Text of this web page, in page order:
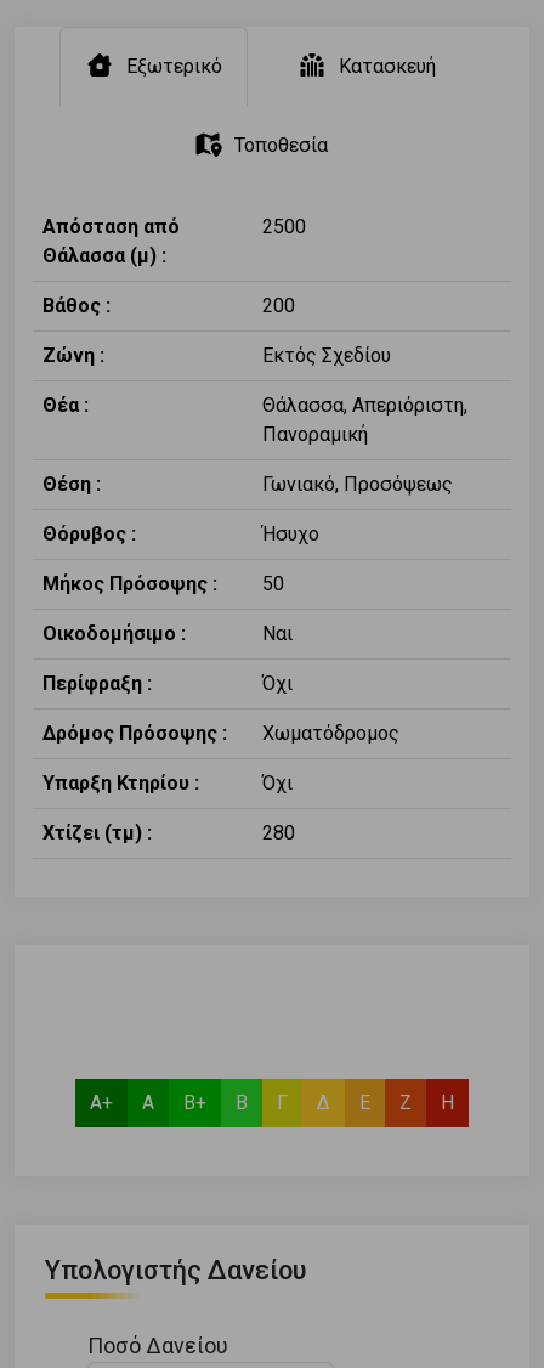
Εξωτερικό Κατασκευή
Τοποθεσία
Απόσταση από
Θάλασσα (μ) :
2500
Βάθος : 200
Ζώνη : Εκτός Σχεδίου
Θέα :
Θάλασσα, Απεριόριστη,
Πανοραμική
Θέση : Γωνιακό, Προσόψεως
Θόρυβος : Ήσυχο
Μήκος Πρόσοψης : 50
Οικοδομήσιμο : Ναι
Περίφραξη : Όχι
Δρόμος Πρόσοψης : Χωματόδρομος
Υπαρξη Κτηρίου : Όχι
Χτίζει (τμ) : 280
Α+ Α Β+ Β Γ Δ Ε Ζ Η
Υπολογιστής Δανείου
Ποσό Δανείου